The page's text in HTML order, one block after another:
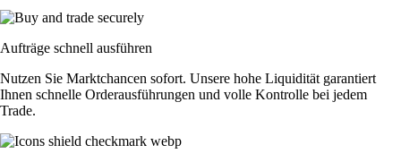
Aufträge schnell ausführen
Nutzen Sie Marktchancen sofort. Unsere hohe Liquidität garantiert
Ihnen schnelle Orderausführungen und volle Kontrolle bei jedem
Trade.